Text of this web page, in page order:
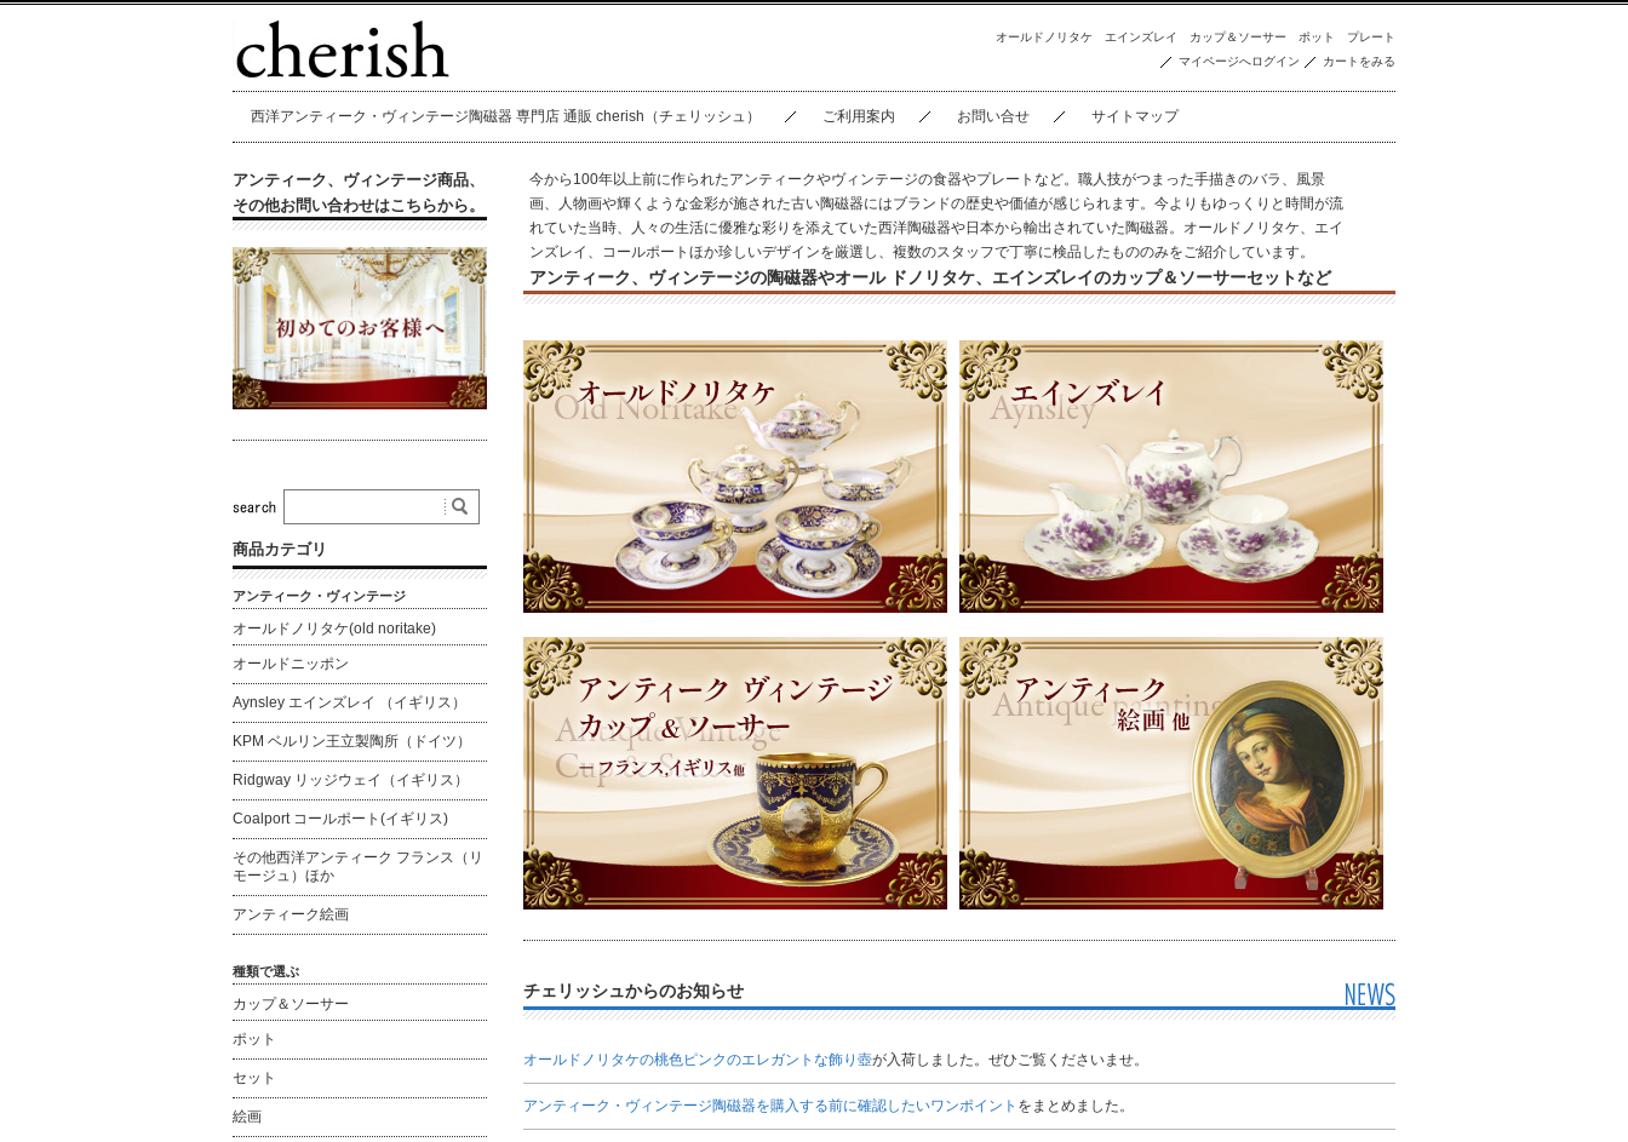
オールドノリタケ エインズレイ カップ＆ソーサー ポット
プレート
マイページへログイン
カートをみる
西洋アンティーク・ヴィンテージ陶磁器 専門店 通販 cherish（チェリッシュ） ご利用案内 お問い合せ サイトマップ
今から100年以上前に作られたアンティークやヴィンテージの食器やプレートなど。職人技がつまった手描きのバラ、風景
画、人物画や輝くような金彩が施された古い陶磁器にはブランドの歴史や価値が感じられます。今よりもゆっくりと時間が流
れていた当時、人々の生活に優雅な彩りを添えていた西洋陶磁器や日本から輸出されていた陶磁器。オールドノリタケ、エイ
ンズレイ、コールポートほか珍しいデザインを厳選し、複数のスタッフで丁寧に検品したもののみをご紹介しています。
アンティーク、ヴィンテージの陶磁器やオール ドノリタケ、エインズレイのカップ＆ソーサーセットなど
チェリッシュからのお知らせ
オールドノリタケの桃色ピンクのエレガントな飾り壺が入荷しました。ぜひご覧くださいませ。
アンティーク・ヴィンテージ陶磁器を購入する前に確認したいワンポイント をまとめました。
アンティーク、ヴィンテージ商品、
その他お問い合わせはこちらから。
商品カテゴリ
アンティーク・ヴィンテージ
オールドノリタケ(old noritake)
オールドニッポン
Aynsley エインズレイ （イギリス）
KPM ベルリン王立製陶所（ドイツ）
Ridgway リッジウェイ（イギリス）
Coalport コールポート(イギリス)
その他西洋アンティーク フランス（リ
モージュ）ほか
アンティーク絵画
種類で選ぶ
カップ＆ソーサー
ポット
セット
絵画